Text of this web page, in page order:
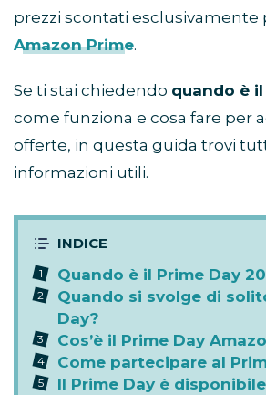
prezzi scontati esclusivamente
Amazon Prime.
Se ti stai chiedendo quando è
come funziona e cosa fare per
offerte, in questa guida trovi
informazioni utili.
Quando è il Prime Day
Quando si svolge di
Day?
Cos’è il Prime Day
Come partecipare al
Il Prime Day è